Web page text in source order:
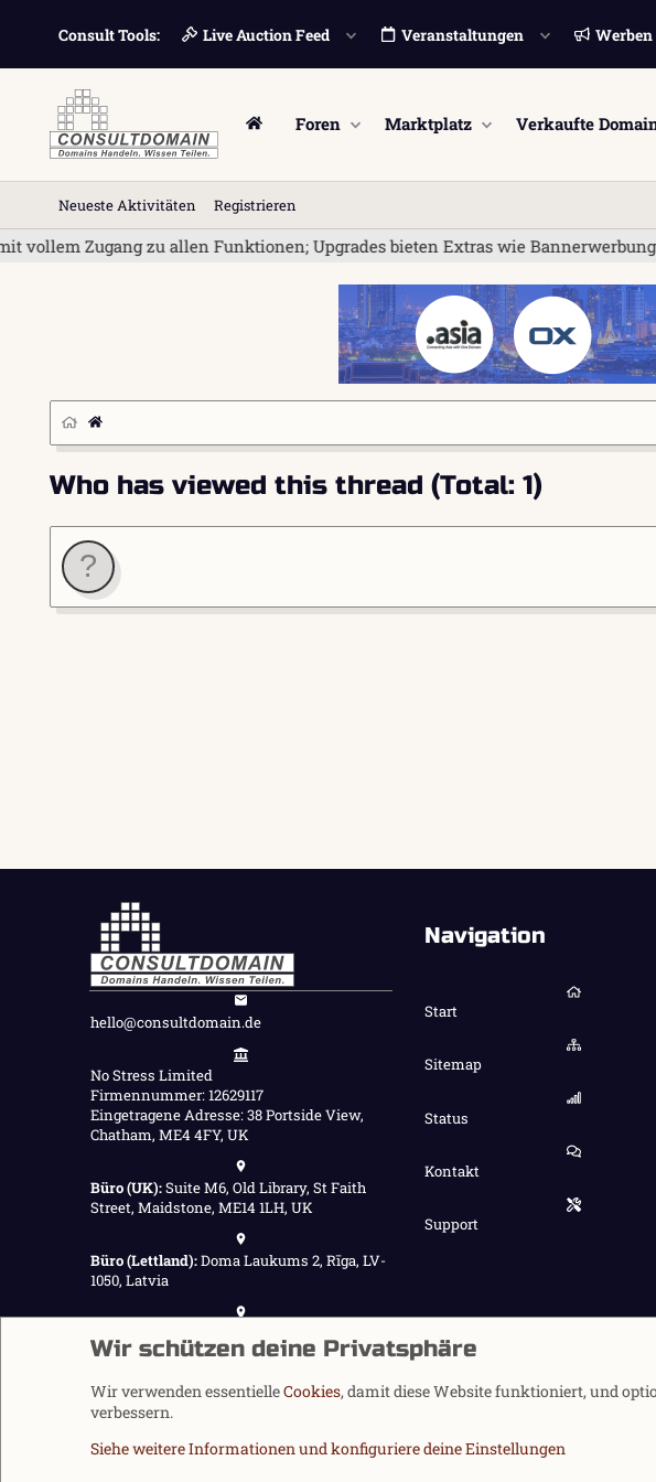
Consult Tools: Live Auction Feed Veranstaltungen
Foren Marktplatz Verkaufte
Neueste Aktivitäten Registrieren
Zugang zu allen Funktionen; Upgrades bieten Extras wie Bannerwerbung
Who has viewed this thread (Total: 1)
hello@consultdomain.de
No Stress Limited
Firmennummer: 12629117
Eingetragene Adresse: 38 Portside View,
Chatham, ME4 4FY, UK
Büro (UK):Suite M6, Old Library, St Faith
Street, Maidstone, ME14 1LH, UK
Büro (Lettland):Doma Laukums 2, Rīga, LV-
1050, Latvia
Navigation
Start
Sitemap
Status
Kontakt
Support
Wir schützen deine Privatsphäre
Wir verwenden essentielleCookies, damit diese Website funktioniert, und
verbessern.
Siehe weitere Informationen und konfiguriere deine Einstellungen